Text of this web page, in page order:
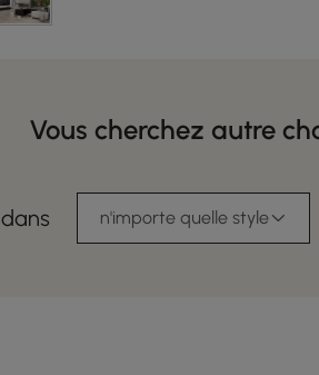
Vous cherchez autre
dans n'importe quelle style